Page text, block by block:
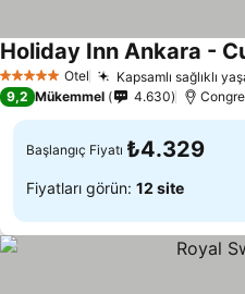
5 Yıldız Otel Kapsamlı sağlıklı
Holiday Inn Ankara -
9,2 Mükemmel 4.630
Başlangıç Fiyatı ₺4.329
Fiyatları görün: 12 site